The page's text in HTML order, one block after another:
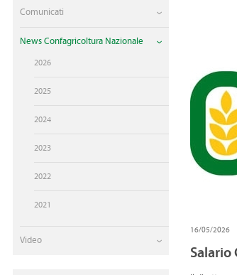
FEDERAZIONI DI PRODOTTO
ENTI COLLEGATI
UFFICI DI RIFERIMENTO
Comunicati
News Confagricoltura Nazionale
2026
2025
2024
2023
2022
2021
Video
16/05/2026
Salario